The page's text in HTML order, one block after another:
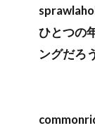
ひとつの
ングだろ